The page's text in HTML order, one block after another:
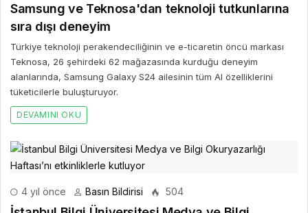
Samsung ve Teknosa'dan teknoloji tutkunlarına
sıra dışı deneyim
Türkiye teknoloji perakendeciliğinin ve e-ticaretin öncü markası
Teknosa, 26 şehirdeki 62 mağazasında kurduğu deneyim
alanlarında, Samsung Galaxy S24 ailesinin tüm AI özelliklerini
tüketicilerle buluşturuyor.
DEVAMINI OKU
4 yıl önce Basın Bildirisi 504